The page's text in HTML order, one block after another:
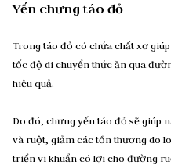
Yến chưng táo đỏ
Trong táo đỏ có chứa chất xơ
tốc độ di chuyển thức ăn qua
hiệu quả.
Do đó, chưng yến táo đỏ sẽ giúp
và ruột, giảm các tổn thương do
triển vi khuẩn có lợi cho đường